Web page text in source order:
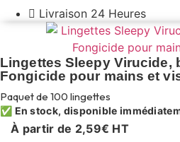
Livraison 24 Heures
Lingettes Sleepy Virucide,
Fongicide pour mains et
Paquet de 100 lingettes
✅ En stock, disponible
À partir de 2,59€ HT